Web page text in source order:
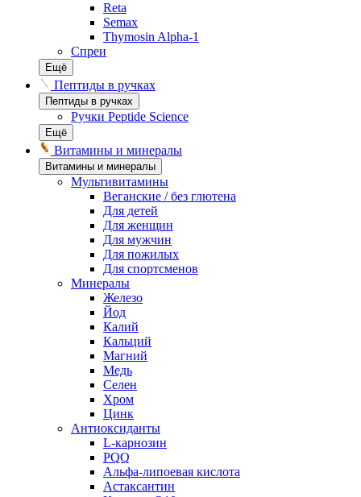
Reta
Semax
Thymosin Alpha-1
Спреи
Ещё
Пептиды в ручках
Пептиды в ручках
Ручки Peptide Science
Ещё
Витамины и минералы
Витамины и минералы
Мультивитамины
Веганские / без глютена
Для детей
Для женщин
Для мужчин
Для пожилых
Для спортсменов
Минералы
Железо
Йод
Калий
Кальций
Магний
Медь
Селен
Хром
Цинк
Антиоксиданты
L-карнозин
PQQ
Альфа-липоевая кислота
Астаксантин